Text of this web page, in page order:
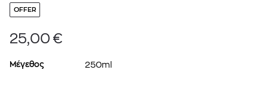
OFFER
25,00 €
Μέγεθος 250ml